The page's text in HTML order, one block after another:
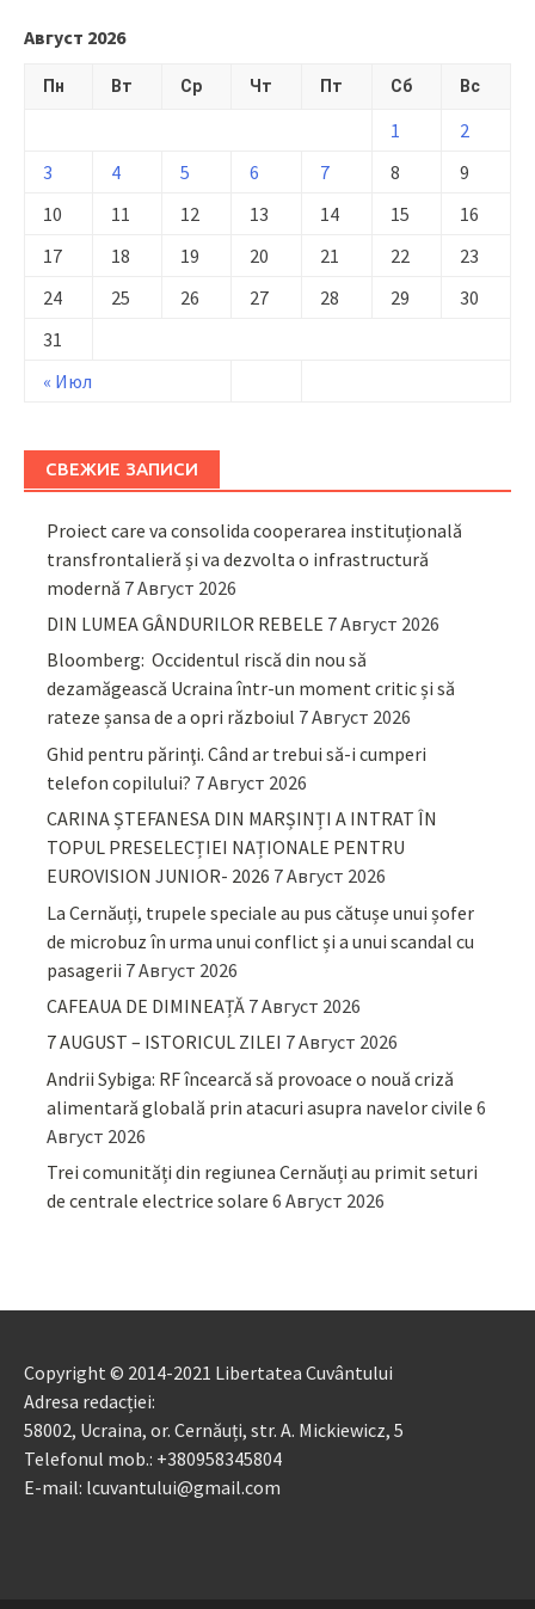
Август 2026
Пн Вт Ср Чт Пт Сб Вс
« Июл
1
2
3
4 5 6 7 8
9
10
11 12 13 14 15
16
17
18 19 20 21 22
23
24
25 26 27 28 29
30
31
СВЕЖИЕ ЗАПИСИ
Proiect care va consolida cooperarea instituțională
transfrontalieră și va dezvolta o infrastructură
modernă 7 Август 2026
DIN LUMEA GÂNDURILOR REBELE 7 Август 2026
Bloomberg: Occidentul riscă din nou să
dezamăgească Ucraina într-un moment critic și să
rateze șansa de a opri războiul 7 Август 2026
Ghid pentru părinţi. Când ar trebui să-i cumperi
telefon copilului? 7 Август 2026
CARINA ȘTEFANESA DIN MARȘINȚI A INTRAT ÎN
TOPUL PRESELECȚIEI NAȚIONALE PENTRU
EUROVISION JUNIOR- 2026 7 Август 2026
La Cernăuți, trupele speciale au pus cătușe unui șofer
de microbuz în urma unui conflict și a unui scandal cu
pasagerii 7 Август 2026
CAFEAUA DE DIMINEAȚĂ 7 Август 2026
7 AUGUST – ISTORICUL ZILEI 7 Август 2026
Andrii Sybiga: RF încearcă să provoace o nouă criză
alimentară globală prin atacuri asupra navelor civile 6
Август 2026
Trei comunități din regiunea Cernăuți au primit seturi
de centrale electrice solare 6 Август 2026
Copyright © 2014-2021 Libertatea Cuvântului
Adresa redacției:
58002, Ucraina, or. Cernăuți, str. A. Mickiewicz, 5
Telefonul mob.: +380958345804
E-mail: lcuvantului@gmail.com